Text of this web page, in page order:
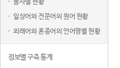
품사별 현황
일상어와 전문어의 원어 현황
외래어와 혼종어의 언어명별 현황
정보별 구축 통계